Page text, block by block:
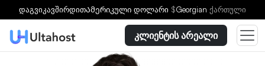
დაგვიკავშირდითᲐმერიკული დოლარი $Georgian ქართული
კლიენტის არეალი